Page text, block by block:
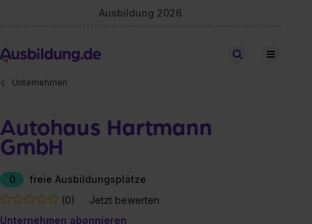
Ausbildung 2026
Stellen finden
Unternehmen
Autohaus Hartmann
GmbH
0
freie Ausbildungsplätze
(0)
Jetzt bewerten
Unternehmen abonnieren